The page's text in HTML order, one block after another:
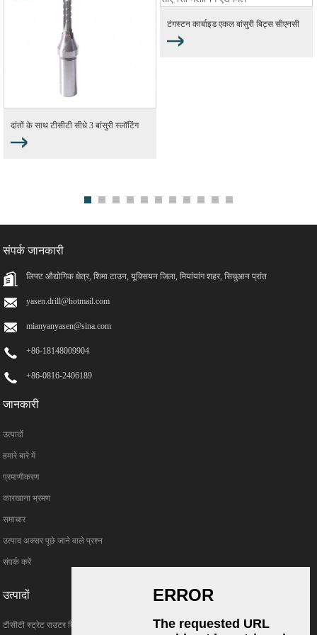
दांतों के साथ टीसीटी सीधे 3 बांसुरी स्लॉटिंग
बिट्स ...
टंगस्टन कार्बाइड एकल बांसुरी बिट्स सीएनसी
मशीन...
संपर्क जानकारी
लिफ्ट औद्योगिक क्षेत्र, शिमा टाउन, यूक्सियन जिला, मियांयांग शहर, सिचुआन प्रांत
yasen.drill@hotmail.com
mianyanyasen@sina.com
+86-18148009904
+86-0816-2406189
जानकारी
उत्पादों
हमारे बारे में
प्रमाणीकरण
कारखाना भ्रमण
समाचार
उत्पाद अक्सर पूछे जाने वाले प्रश्न
संपर्क करें
उत्पादों
टीसीटी स्ट्रेट राउटर बिट्स